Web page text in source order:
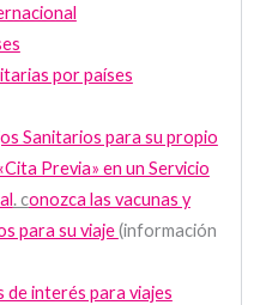
por países
Sanitarios para su propio
Previa» en un Servicio
. conozca las vacunas y
para su viaje(información
interés para viajes